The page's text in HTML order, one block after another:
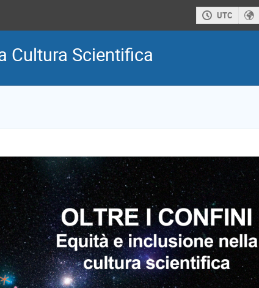
UTC
Cultura Scientifica